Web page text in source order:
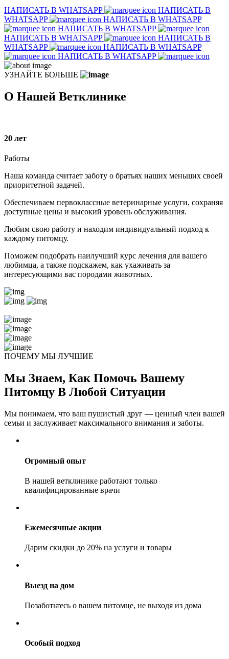
НАПИСАТЬ В WHATSAPP
НАПИСАТЬ В
WHATSAPP
НАПИСАТЬ В WHATSAPP
НАПИСАТЬ В WHATSAPP
НАПИСАТЬ В WHATSAPP
НАПИСАТЬ В
WHATSAPP
НАПИСАТЬ В WHATSAPP
НАПИСАТЬ В WHATSAPP
УЗНАЙТЕ БОЛЬШЕ
О Нашей Ветклинике
20 лет
Работы
Наша команда считает заботу о братьях наших меньших своей
приоритетной задачей.
Обеспечиваем первоклассные ветеринарные услуги, сохраняя
доступные цены и высокий уровень обслуживания.
Любим свою работу и находим индивидуальный подход к
каждому питомцу.
Поможем подобрать наилучший курс лечения для вашего
любимца, а также подскажем, как ухаживать за
интересующими вас породами животных.
ПОЧЕМУ МЫ ЛУЧШИЕ
Мы Знаем, Как Помочь Вашему
Питомцу В Любой Ситуации
Мы понимаем, что ваш пушистый друг — ценный член вашей
семьи и заслуживает максимального внимания и заботы.
Огромный опыт
В нашей ветклинике работают только
квалифицированные врачи
Ежемесячные акции
Дарим скидки до 20% на услуги и товары
Выезд на дом
Позаботьтесь о вашем питомце, не выходя из дома
Особый подход